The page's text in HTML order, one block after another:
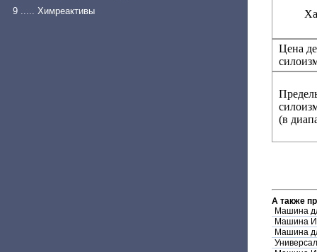
9 ..... Химреактивы
Цена
(в
А также
Машина
Машина
Машина